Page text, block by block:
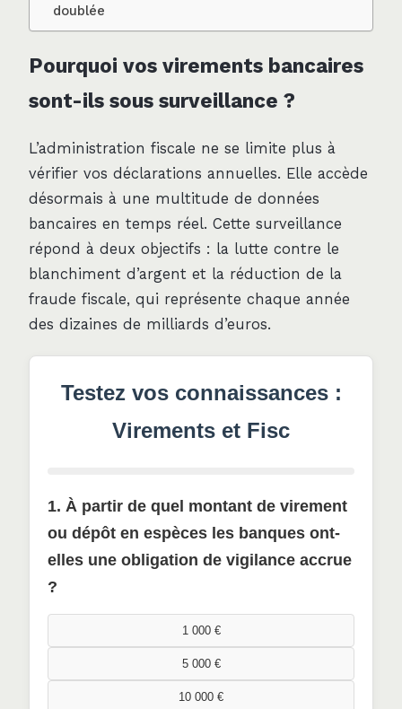
doublée
Pourquoi vos virements bancaires
sont-ils sous surveillance ?
L’administration fiscale ne se limite plus à
vérifier vos déclarations annuelles. Elle accède
désormais à une multitude de données
bancaires en temps réel. Cette surveillance
répond à deux objectifs : la lutte contre le
blanchiment d’argent et la réduction de la
fraude fiscale, qui représente chaque année
des dizaines de milliards d’euros.
Testez vos connaissances :
Virements et Fisc
1. À partir de quel montant de virement
ou dépôt en espèces les banques ont-
elles une obligation de vigilance accrue
?
1 000 €
5 000 €
10 000 €